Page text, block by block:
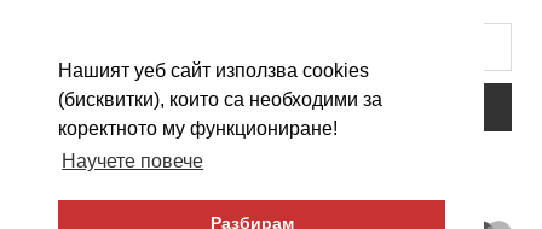
Нашият уеб сайт използва cookies
(бисквитки), които са необходими за
коректното му функциониране!
Научете повече
Разбирам